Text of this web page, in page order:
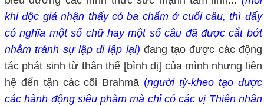
khi độc giả nhận thấy có ba chấm ở cuối câu, thì đấy
có nghĩa một số chữ hay một số câu đã được cắt bớt
nhằm tránh sự lập đi lập lại) đang tạo được các động
tác phát sinh từ thân thể [bình dị] của mình nhưng liên
hệ đến tận các cõi Brahmā (người tỳ-kheo tạo được
các hành động siêu phàm mà chỉ có các vị Thiên nhân